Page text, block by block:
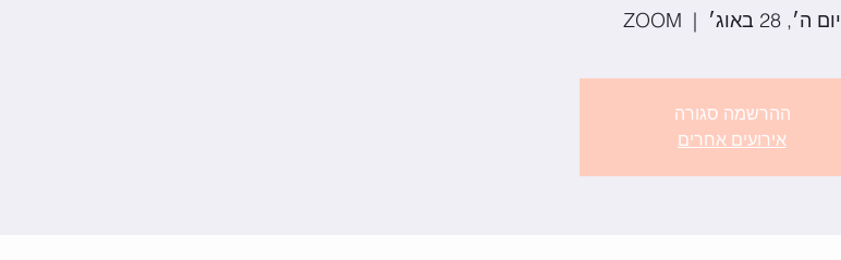
יום ה׳, 28 באוג׳
  |
ZOOM
ההרשמה סגורה
אירועים אחרים